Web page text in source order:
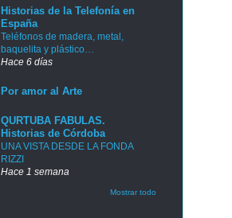
Historias de la Telefonía en
España
Teléfonos de madera, metal,
baquelita y plástico…
Hace 6 días
Por amor al Arte
QURTUBA FABULAS.
Historias de Córdoba
UNA VISTA DESDE LA FONDA
RIZZI
Hace 1 semana
Mostrar todo